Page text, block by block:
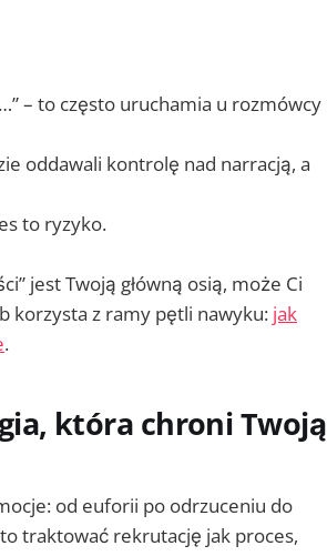
– to często uruchamia u rozmówcy
oddawali kontrolę nad narracją, a
to ryzyko.
jest Twoją główną osią, może Ci
korzysta z ramy pętli nawyku: jak
.
która chroni Twoją
od euforii po odrzuceniu do
traktować rekrutację jak proces,